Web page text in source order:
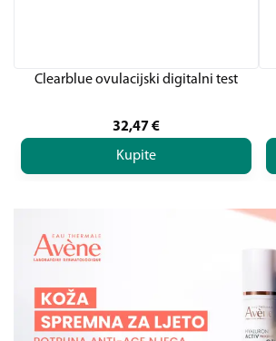
Clearblue ovulacijski digitalni test
32,47 €
Kupite